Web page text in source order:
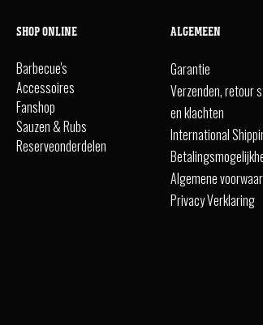
SHOP ONLINE
Barbecue's
Accessoires
Fanshop
Sauzen & Rubs
Reserveonderdelen
ALGEMEEN
Garantie
Verzenden, retour
en klachten
International
Algemene
Privacy Verklaring